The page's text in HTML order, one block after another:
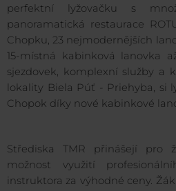
perfektní lyžovačku s
panoramatická restaurace
Chopku, 23 nejmodernějších
15-místná kabinková lanovka
sjezdovek, komplexní služby a
lokality Biela Púť - Priehyba, si
Chopok díky nové kabinkové
Střediska TMR přinášejí pro
možnost využití
instruktora za výhodné ceny.